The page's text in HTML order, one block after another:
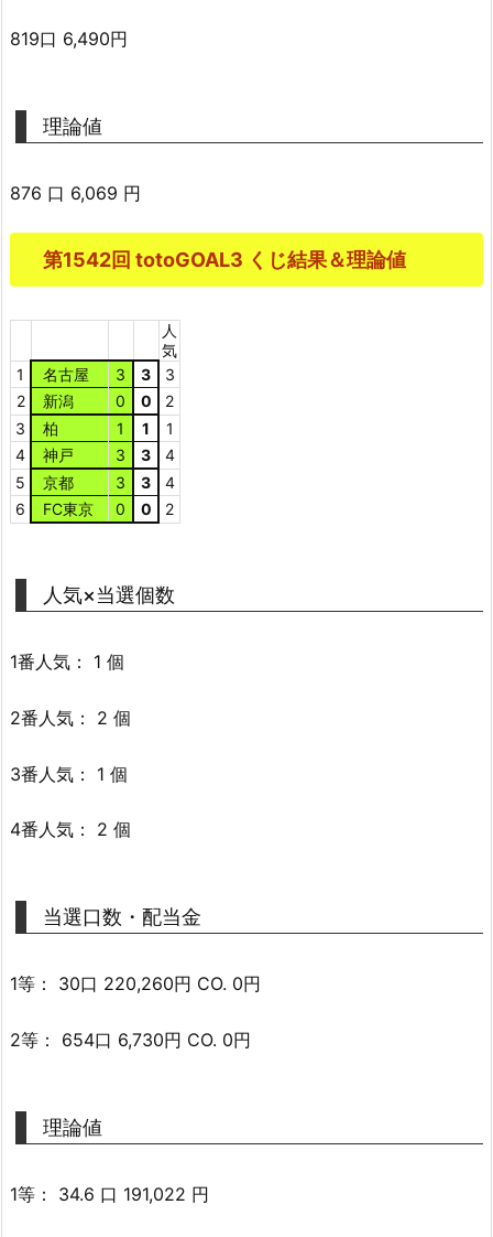
819口 6,490円
理論値
876 口 6,069 円
第1542回 totoGOAL3 くじ結果＆理論値
人
気
1
名古屋 3 3
3
2
新潟 0 0
2
3
柏 1 1
1
4
神戸 3 3
4
5
京都 3 3
4
6
FC東京 0 0 2
人気×当選個数
1番人気： 1 個
2番人気： 2 個
3番人気： 1 個
4番人気： 2 個
当選口数・配当金
1等： 30口 220,260円 CO. 0円
2等： 654口 6,730円 CO. 0円
理論値
1等： 34.6 口 191,022 円